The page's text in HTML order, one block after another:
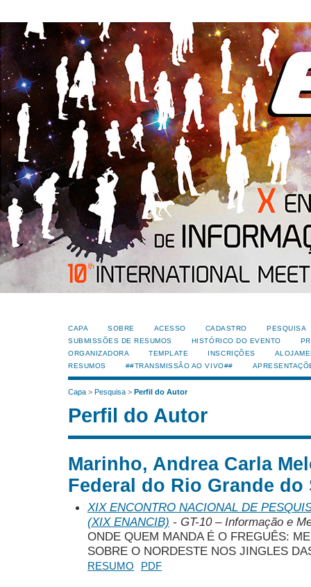
CAPA SOBRE ACESSO CADASTRO
PESQUISA
SUBMISSÕES DE RESUMOS
HISTÓRICO DO EVENTO
ORGANIZADORA
TEMPLATE INSCRIÇÕES
RESUMOS
##TRANSMISSÃO AO VIVO##
Capa > Pesquisa > Perfil do Autor
Perfil do Autor
Marinho, Andrea Carla
Federal do Rio Grande do
XIX ENCONTRO NACIONAL DE
(XIX ENANCIB) - GT-10 – Informação e
ONDE QUEM MANDA É O FREGUÊS:
SOBRE O NORDESTE NOS JINGLES
RESUMO PDF